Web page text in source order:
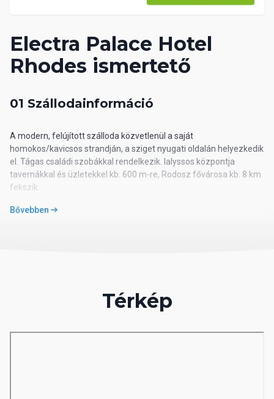
Electra Palace Hotel
Rhodes ismertető
01 Szállodainformáció
A modern, felújított szálloda közvetlenül a saját
homokos/kavicsos strandján, a sziget nyugati oldalán helyezkedik
el. Tágas családi szobákkal rendelkezik. Ialyssos központja
tavernákkal és üzletekkel kb. 600 m-re, Rodosz fővárosa kb. 8 km
fekszik.
távolság a vásárlási lehetőségektől: kb. 600 m
03 Szobák felszereltsége
Bővebben
Térkép